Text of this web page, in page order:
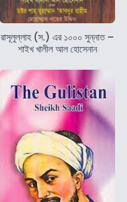
রাসূলুল্লাহ (স.) এর ১০০০ সুন্নাত –
শাইখ খালীল আল হোসেনান